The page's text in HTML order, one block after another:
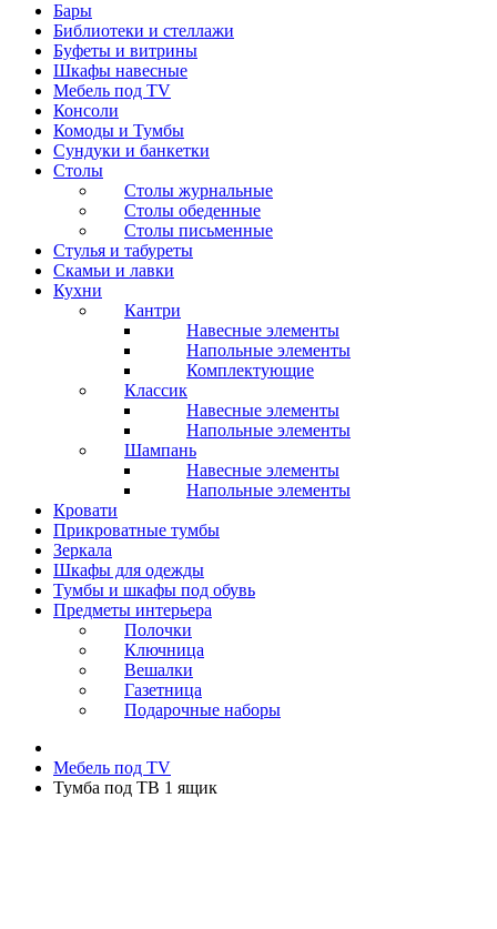
Бары
Библиотеки и стеллажи
Буфеты и витрины
Шкафы навесные
Мебель под ТV
Консоли
Комоды и Тумбы
Сундуки и банкетки
Столы
Столы журнальные
Столы обеденные
Столы письменные
Стулья и табуреты
Скамьи и лавки
Кухни
Кантри
Навесные элементы
Напольные элементы
Комплектующие
Классик
Навесные элементы
Напольные элементы
Шампань
Навесные элементы
Напольные элементы
Кровати
Прикроватные тумбы
Зеркала
Шкафы для одежды
Тумбы и шкафы под обувь
Предметы интерьера
Полочки
Ключница
Вешалки
Газетница
Подарочные наборы
Мебель под ТV
Тумба под ТВ 1 ящик